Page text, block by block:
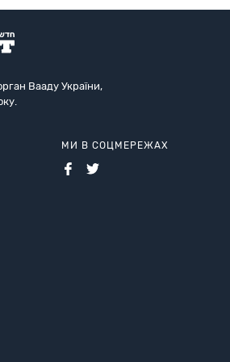
Вааду України,
МИ В СОЦМЕРЕЖАХ